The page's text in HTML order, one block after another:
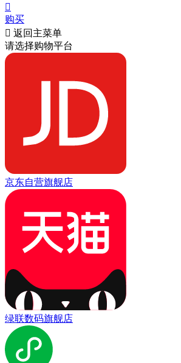

购买
 返回主菜单
请选择购物平台
京东自营旗舰店
绿联数码旗舰店